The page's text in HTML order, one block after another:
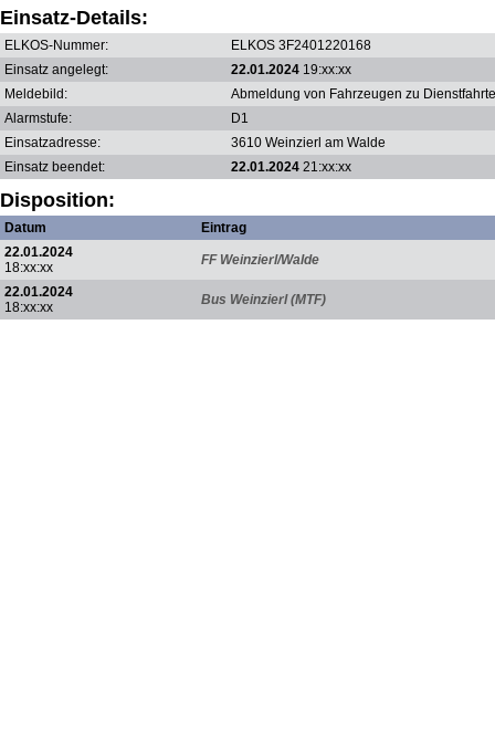
Einsatz-Details:
ELKOS-Nummer:
ELKOS 3F2401220168
Einsatz angelegt:
22.01.2024 19:xx:xx
Meldebild:
Abmeldung von Fahrzeugen zu
Alarmstufe:
D1
Einsatzadresse:
3610 Weinzierl am Walde
Einsatz beendet:
22.01.2024 21:xx:xx
Disposition:
Datum
Eintrag
22.01.2024
18:xx:xx
FF Weinzierl/Walde
22.01.2024
18:xx:xx
Bus Weinzierl (MTF)